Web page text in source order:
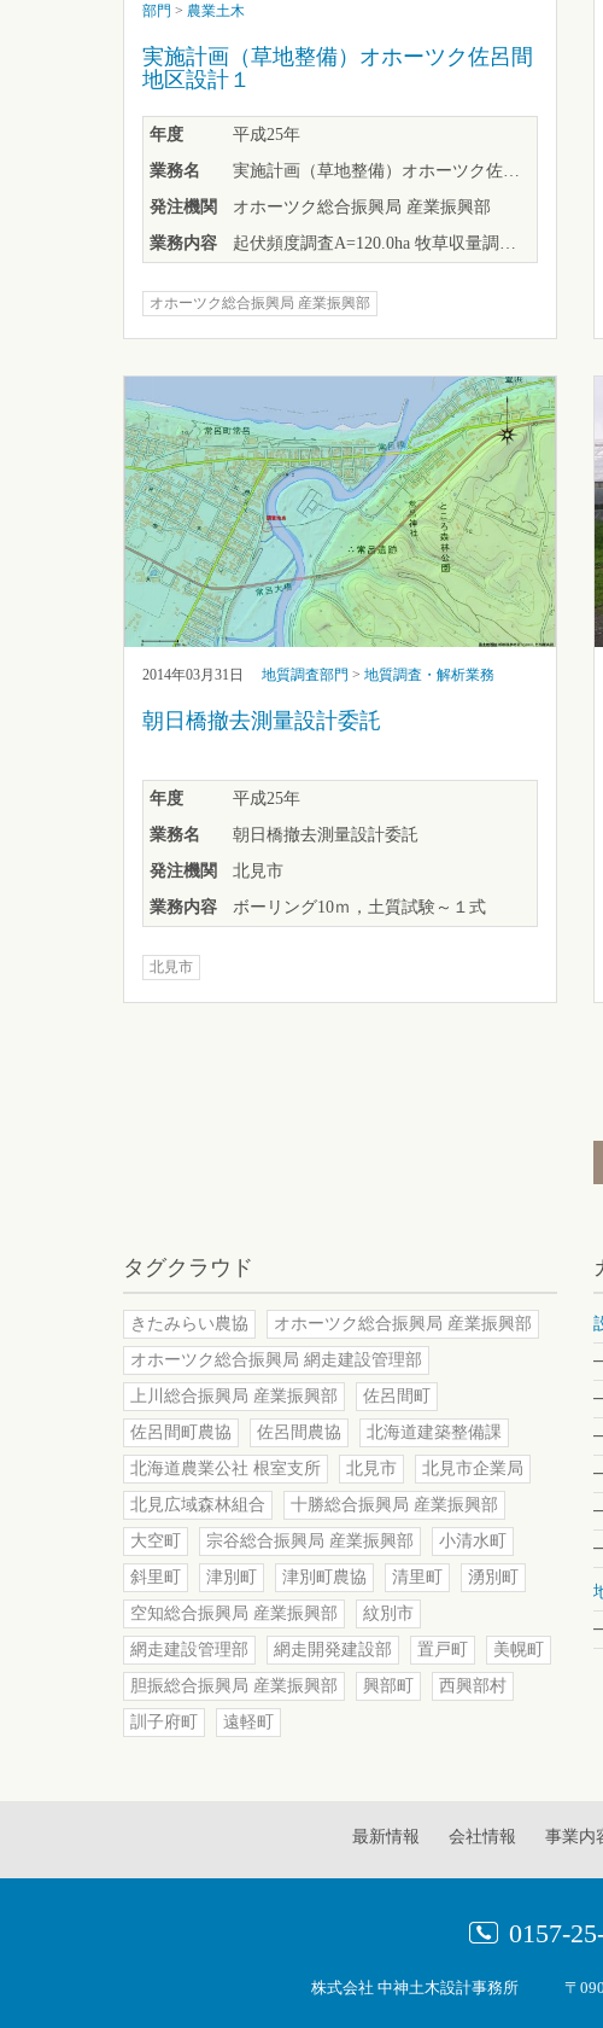
部門 > 農業土木
実施計画（草地整備）オホーツク佐呂間
地区設計１
年度
平成25年
業務名
発注機関
オホーツク総合振興局 産業振興部
業務内容
オホーツク総合振興局 産業振興部
2014年03月31日 地質調査部門 > 地質調査・解析業務
朝日橋撤去測量設計委託
年度
平成25年
業務名
朝日橋撤去測量設計委託
発注機関
北見市
業務内容
ボーリング10ｍ，土質試験～１式
北見市
タグクラウド
きたみらい農協
オホーツク総合振興局 産業振興部
オホーツク総合振興局 網走建設管理部
上川総合振興局 産業振興部
佐呂間町
佐呂間町農協
佐呂間農協
北海道建築整備課
北海道農業公社 根室支所
北見市
北見市企業局
北見広域森林組合
十勝総合振興局 産業振興部
大空町
宗谷総合振興局 産業振興部
小清水町
斜里町
津別町 津別町農協 清里町
湧別町
空知総合振興局 産業振興部
紋別市
網走建設管理部
網走開発建設部 置戸町
美幌町
胆振総合振興局 産業振興部
興部町
西興部村
訓子府町
遠軽町
最新情報 会社情報 事業内
0157-
株式会社 中神土木設計事務所 〒